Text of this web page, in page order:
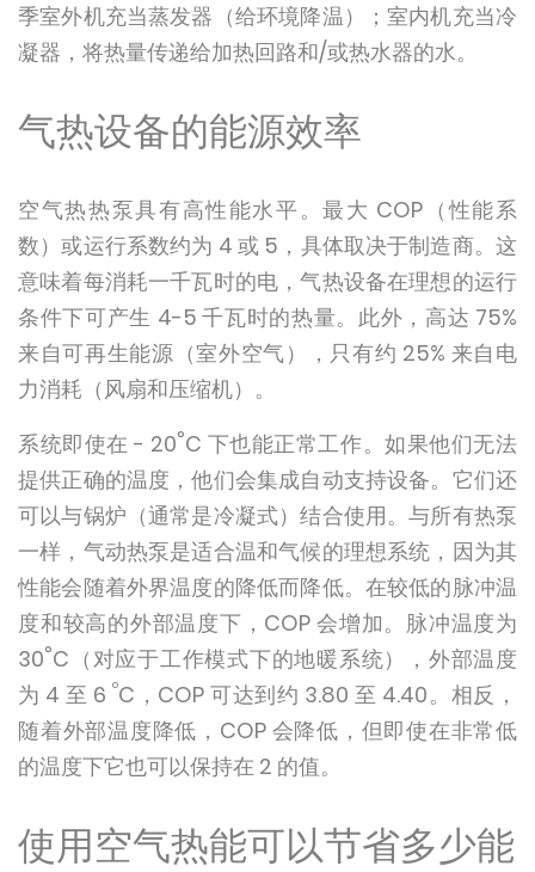
季室外机充当蒸发器（给环境降温）；室内机充当冷
凝器，将热量传递给加热回路和/或热水器的水。
气热设备的能源效率
空气热热泵具有高性能水平。最大 COP（性能系
数）或运行系数约为 4 或 5，具体取决于制造商。这
意味着每消耗一千瓦时的电，气热设备在理想的运行
条件下可产生 4-5 千瓦时的热量。此外，高达 75%
来自可再生能源（室外空气），只有约 25% 来自电
力消耗（风扇和压缩机）。
系统即使在 - 20°C 下也能正常工作。如果他们无法
提供正确的温度，他们会集成自动支持设备。它们还
可以与锅炉（通常是冷凝式）结合使用。与所有热泵
一样，气动热泵是适合温和气候的理想系统，因为其
性能会随着外界温度的降低而降低。在较低的脉冲温
度和较高的外部温度下，COP 会增加。脉冲温度为
30°C（对应于工作模式下的地暖系统），外部温度
为 4 至 6 ºC，COP 可达到约 3.80 至 4.40。相反，
随着外部温度降低，COP 会降低，但即使在非常低
的温度下它也可以保持在 2 的值。
使用空气热能可以节省多少能